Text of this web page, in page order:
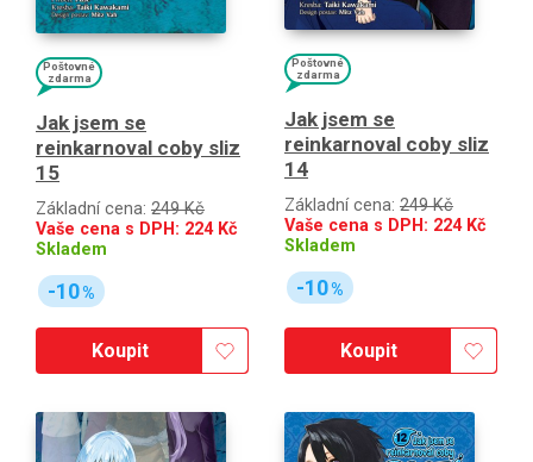
Poštovné
zdarma
Jak jsem se
reinkarnoval coby sliz
15
Základní cena: 249 Kč
Vaše cena s DPH: 224Kč
Skladem
-10%
Koupit
Poštovné
zdarma
Jak jsem se
reinkarnoval coby sliz
14
Základní cena: 249 Kč
Vaše cena s DPH: 224Kč
Skladem
-10%
Koupit